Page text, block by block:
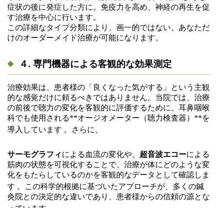
症状の後に発症した方に。免疫力を高め、神経の再生を促
す治療を中心に行います。
この詳細なタイプ分類により、画一的ではない、あなただ
けのオーダーメイド治療が可能になります。
４. 専門機器による客観的な効果測定
治療効果は、患者様の「良くなった気がする」という主観
的な感覚だけに頼るべきではありません。当院では、治療
の前後で聴力の変化を客観的に評価するために、耳鼻咽喉
科でも使用される**オージオメーター（聴力検査器）**を
導入しています 。さらに、
サーモグラフィによる血流の変化や、 超音波エコーによる
筋肉の状態を可視化することで、治療が体にどのような変
化をもたらしているのかを客観的なデータとして確認しま
す 。この科学的根拠に基づいたアプローチが、多くの鍼
灸院との決定的な違いであり、患者様からの信頼の源とな